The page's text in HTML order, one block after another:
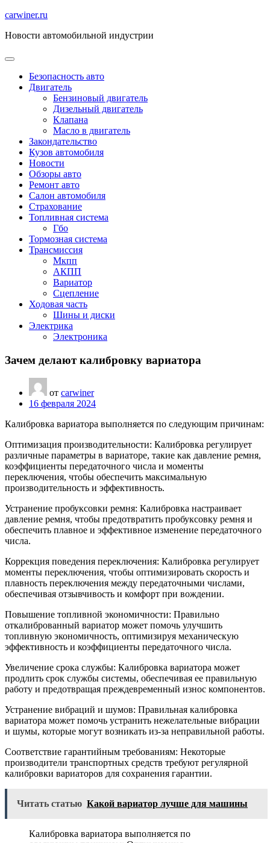
Перейти
содержимому
carwiner.ru
Новости автомобильной индустрии
Безопасность авто
Двигатель
Бензиновый двигатель
Дизельный двигатель
Клапана
Масло в двигатель
Закондательство
Кузов автомобиля
Новости
Обзоры авто
Ремонт авто
Салон автомобиля
Страхование
Топливная система
Гбо
Тормозная система
Трансмиссия
Мкпп
АКПП
Вариатор
Сцепление
Ходовая часть
Шины и диски
Электрика
Электроника
Зачем делают калибровку вариатора
от carwiner
16 февраля 2024
Калибровка вариатора выполняется по следующим причинам:
Оптимизация производительности: Калибровка регулирует
различные параметры в вариаторе, такие как давление ремня,
коэффициенты передаточного числа и моменты
переключения, чтобы обеспечить максимальную
производительность и эффективность.
Устранение пробуксовки ремня: Калибровка настраивает
давление ремня, чтобы предотвратить пробуксовку ремня и
обеспечить плавное и эффективное изменение передаточного
числа.
Коррекция поведения переключения: Калибровка регулирует
моменты переключения, чтобы оптимизировать скорость и
плавность переключения между передаточными числами,
обеспечивая отзывчивость и комфорт при вождении.
Повышение топливной экономичности: Правильно
откалиброванный вариатор может помочь улучшить
топливную экономичность, оптимизируя механическую
эффективность и коэффициенты передаточного числа.
Увеличение срока службы: Калибровка вариатора может
продлить срок службы системы, обеспечивая ее правильную
работу и предотвращая преждевременный износ компонентов.
Устранение вибраций и шумов: Правильная калибровка
вариатора может помочь устранить нежелательные вибрации
и шумы, которые могут возникать из-за неправильной работы.
Соответствие гарантийным требованиям: Некоторые
производители транспортных средств требуют регулярной
калибровки вариаторов для сохранения гарантии.
Читать статью Какой вариатор лучше для машины
Калибровка вариатора выполняется по